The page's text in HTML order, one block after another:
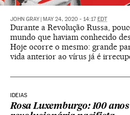
JOHN GRAY MAY 24, 2020 - 14:17 EDT
Durante a Revolução Russa,
mundo que haviam conhecido
Hoje ocorre o mesmo: grande
vida anterior ao vírus já é
IDEIAS
Rosa Luxemburgo: 100